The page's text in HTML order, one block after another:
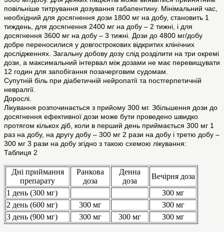
повільніше титрування дозування габапентину. Мінімальний час,
необхідний для досягнення дози 1800 мг на добу, становить 1
тиждень, для досягнення 2400 мг на добу – 2 тижні, і для
досягнення 3600 мг на добу – 3 тижні. Дози до 4800 мг/добу
добре переносилися у довгострокових відкритих клінічних
дослідженнях. Загальну добову дозу слід розділити на три окремі
дози, а максимальний інтервал між дозами не має перевищувати
12 годин для запобігання позачерговим судомам.
Cупутній біль при діабетичній нейропатії та постгерпетичній
невралгії.
Дорослі.
Лікування розпочинається з прийому 300 мг. Збільшення дози до
досягнення ефективної дози може бути проведено швидко
протягом кількох діб, коли в перший день приймається 300 мг 1
раз на добу, на другу добу – 300 мг 2 рази на добу і третю добу –
300 мг 3 рази на добу згідно з такою схемою лікування:
Таблиця 2
Дні приймання
препарату
Ранкова
доза
Денна
доза
Вечірня доза
1 день (300 мг)
300 мг
2 день (600 мг)
300 мг
300 мг
3 день (900 мг)
300 мг 300 мг 300 мг